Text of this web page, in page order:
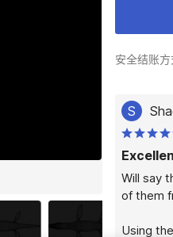
安全结账方
S
Will say
of them
Using